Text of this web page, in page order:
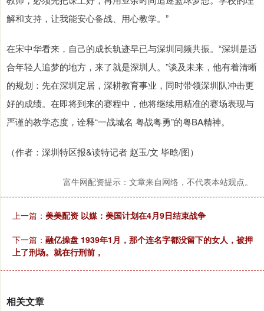
解和支持，让我能安心备战、用心教学。”
在宋中华看来，自己的成长轨迹早已与深圳同频共振。“深圳是适
合年轻人追梦的地方，来了就是深圳人。”谈及未来，他有着清晰
的规划：先在深圳定居，深耕教育事业，同时带领深圳队冲击更
好的成绩。在即将到来的赛程中，他将继续用精准的赛场表现与
严谨的教学态度，诠释“一战城名 粤战粤勇”的粤BA精神。
（作者：深圳特区报&读特记者 赵玉/文 毕晗/图）
富牛网配资提示：文章来自网络，不代表本站观点。
上一篇： 美美配资 以媒：美国计划在4月9日结束战争
下一篇： 融亿操盘 1939年1月，那个连名字都没留下的女人，被押
上了刑场。就在行刑前，
相关文章